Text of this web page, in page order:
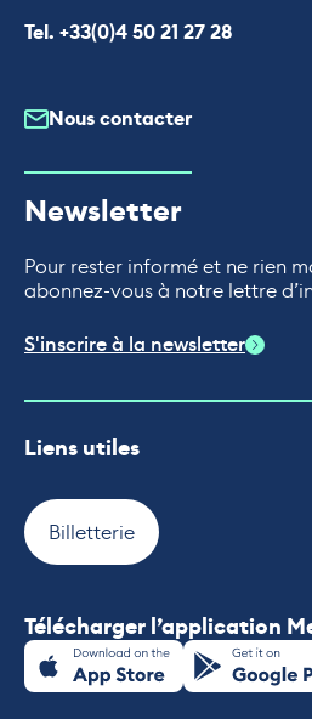
Appeler le
Tel. +33(0)4 50 21 27 28
Nous contacter
Newsletter
Pour rester informé et ne rien
abonnez-vous à notre lettre
S'inscrire à la newsletter
Liens utiles
Billetterie
Télécharger l’application